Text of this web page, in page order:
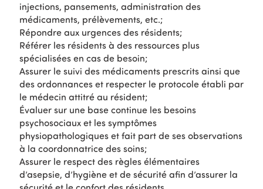
injections, pansements, administration des
médicaments, prélèvements, etc.;
Répondre aux urgences des résidents;
Référer les résidents à des ressources plus
spécialisées en cas de besoin;
Assurer le suivi des médicaments prescrits ainsi que
des ordonnances et respecter le protocole établi par
le médecin attitré au résident;
Évaluer sur une base continue les besoins
psychosociaux et les symptômes
physiopathologiques et fait part de ses observations
à la coordonnatrice des soins;
Assurer le respect des règles élémentaires
d’asepsie, d’hygiène et de sécurité afin d’assurer la